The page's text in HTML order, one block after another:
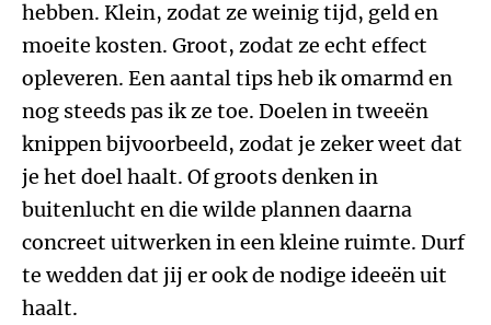
hebben. Klein, zodat ze weinig tijd, geld en
moeite kosten. Groot, zodat ze echt effect
opleveren. Een aantal tips heb ik omarmd en
nog steeds pas ik ze toe. Doelen in tweeën
knippen bijvoorbeeld, zodat je zeker weet dat
je het doel haalt. Of groots denken in
buitenlucht en die wilde plannen daarna
concreet uitwerken in een kleine ruimte. Durf
te wedden dat jij er ook de nodige ideeën uit
haalt.